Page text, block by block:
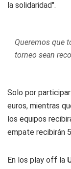
la solidaridad".
Queremos que
torneo sean
Solo por
euros, mientras
los equipos
empate recibirán
En los play off la